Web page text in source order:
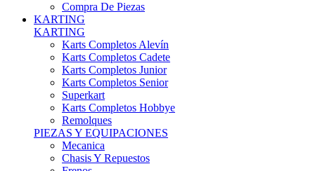
KARTING
Karts Completos Alevín
Karts Completos Cadete
Karts Completos Junior
Karts Completos Senior
Superkart
Karts Completos Hobbye
Remolques
PIEZAS Y EQUIPACIONES
Mecanica
Chasis Y Repuestos
Frenos
Llantas